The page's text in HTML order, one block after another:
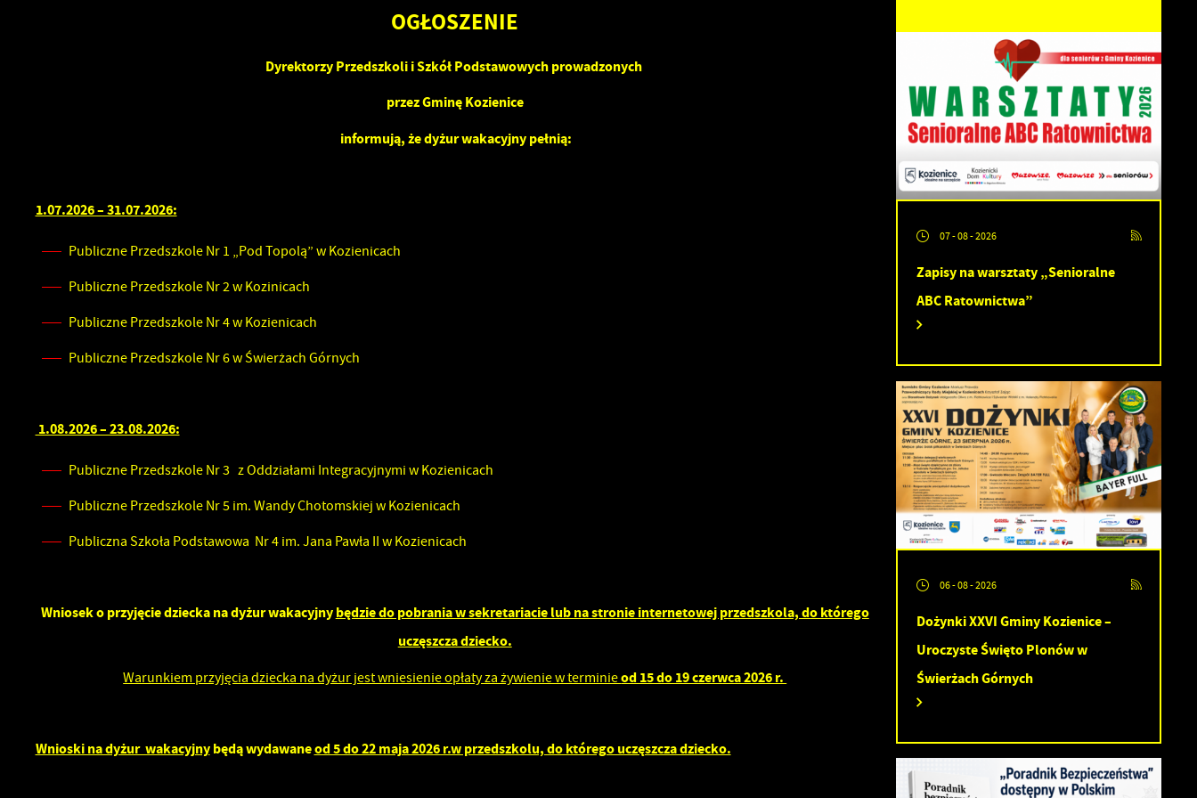
OGŁOSZENIE
Dyrektorzy Przedszkoli i Szkół Podstawowych prowadzonych
przez Gminę Kozienice
informują, że dyżur wakacyjny pełnią:
1.07.2026 – 31.07.2026:
Publiczne Przedszkole Nr 1 „Pod Topolą” w Kozienicach
Publiczne Przedszkole Nr 2 w Kozinicach
Publiczne Przedszkole Nr 4 w Kozienicach
Publiczne Przedszkole Nr 6 w Świerżach Górnych
1.08.2026 – 23.08.2026:
Publiczne Przedszkole Nr 3 z Oddziałami Integracyjnymi w Kozienicach
Publiczne Przedszkole Nr 5 im. Wandy Chotomskiej w Kozienicach
Publiczna Szkoła Podstawowa Nr 4 im. Jana Pawła II w Kozienicach
Wniosek o przyjęcie dziecka na dyżur wakacyjnybędzie do pobrania w sekretariacie lub na stronie internetowej przedszkola, do którego
uczęszcza dziecko.
Warunkiem przyjęcia dziecka na dyżur jest wniesienie opłaty za żywienie w terminieod 15 do 19 czerwca 2026 r.
Wnioski na dyżur wakacyjnybędą wydawaneod 5 do 22 maja 2026 r.w przedszkolu, do którego uczęszcza dziecko.
07 - 08 - 2026
Zapisy na warsztaty „Senioralne
ABC Ratownictwa”
06 - 08 - 2026
Dożynki XXVI Gminy Kozienice –
Uroczyste Święto Plonów w
Świerżach Górnych
Szanujemy Twoją prywatność. Możesz zmienić ustawienia cookies lub zaakceptować je
wszystkie. W dowolnym momencie możesz dokonać zmiany swoich ustawień.
Niezbędne pliki cookies służą do prawidłowego funkcjonowania strony internetowej i